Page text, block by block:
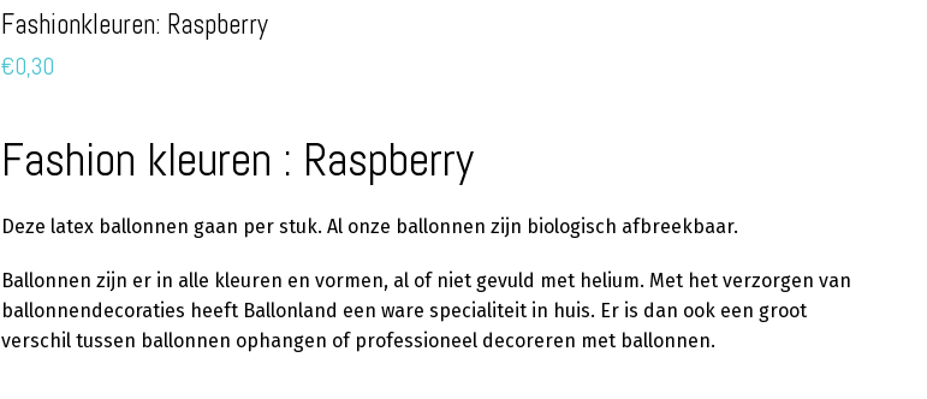
Fashionkleuren: Raspberry
€0,30
Fashion kleuren : Raspberry
Deze latex ballonnen gaan per stuk. Al onze ballonnen zijn biologisch afbreekbaar.
Ballonnen zijn er in alle kleuren en vormen, al of niet gevuld met helium. Met het verzorgen van
ballonnendecoraties heeft Ballonland een ware specialiteit in huis. Er is dan ook een groot
verschil tussen ballonnen ophangen of professioneel decoreren met ballonnen.